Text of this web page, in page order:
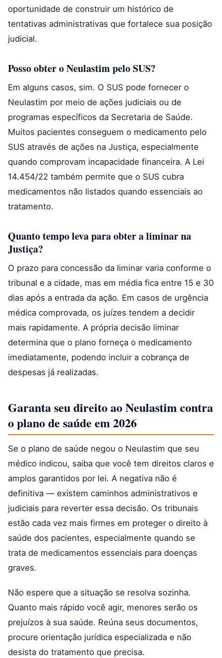
oportunidade de construir um histórico de
tentativas administrativas que fortalece sua posição
judicial.
Posso obter o Neulastim pelo SUS?
Em alguns casos, sim. O SUS pode fornecer o
Neulastim por meio de ações judiciais ou de
programas específicos da Secretaria de Saúde.
Muitos pacientes conseguem o medicamento pelo
SUS através de ações na Justiça, especialmente
quando comprovam incapacidade financeira. A Lei
14.454/22 também permite que o SUS cubra
medicamentos não listados quando essenciais ao
tratamento.
Quanto tempo leva para obter a liminar na
Justiça?
O prazo para concessão da liminar varia conforme o
tribunal e a cidade, mas em média fica entre 15 e 30
dias após a entrada da ação. Em casos de urgência
médica comprovada, os juízes tendem a decidir
mais rapidamente. A própria decisão liminar
determina que o plano forneça o medicamento
imediatamente, podendo incluir a cobrança de
despesas já realizadas.
Garanta seu direito ao Neulastim contra
o plano de saúde em 2026
Se o plano de saúde negou o Neulastim que seu
médico indicou, saiba que você tem direitos claros e
amplos garantidos por lei. A negativa não é
definitiva — existem caminhos administrativos e
judiciais para reverter essa decisão. Os tribunais
estão cada vez mais firmes em proteger o direito à
saúde dos pacientes, especialmente quando se
trata de medicamentos essenciais para doenças
graves.
Não espere que a situação se resolva sozinha.
Quanto mais rápido você agir, menores serão os
prejuízos à sua saúde. Reúna seus documentos,
procure orientação jurídica especializada e não
desista do tratamento que precisa.